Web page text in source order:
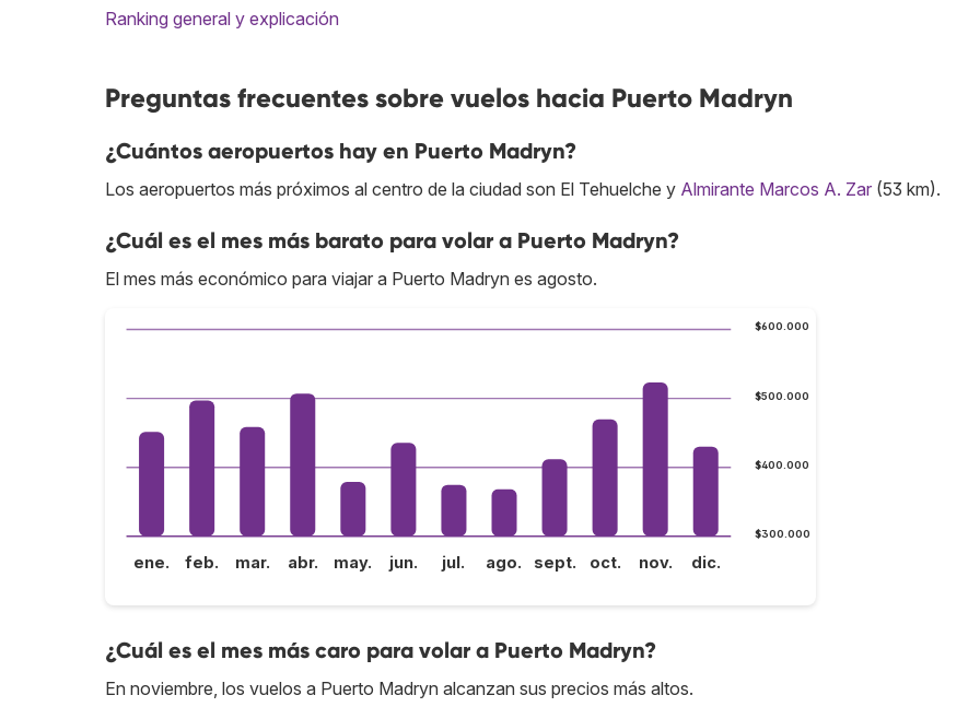
Ranking general y explicación
Preguntas frecuentes sobre vuelos hacia Puerto Madryn
¿Cuántos aeropuertos hay en Puerto Madryn?
Los aeropuertos más próximos al centro de la ciudad son El Tehuelche y Almirante Marcos A. Zar (53 km).
¿Cuál es el mes más barato para volar a Puerto Madryn?
El mes más económico para viajar a Puerto Madryn es agosto.
$300.000
$400.000
$500.000
$600.000
ene. feb. mar. abr. may. jun. jul. ago. sept. oct. nov. dic.
¿Cuál es el mes más caro para volar a Puerto Madryn?
En noviembre, los vuelos a Puerto Madryn alcanzan sus precios más altos.